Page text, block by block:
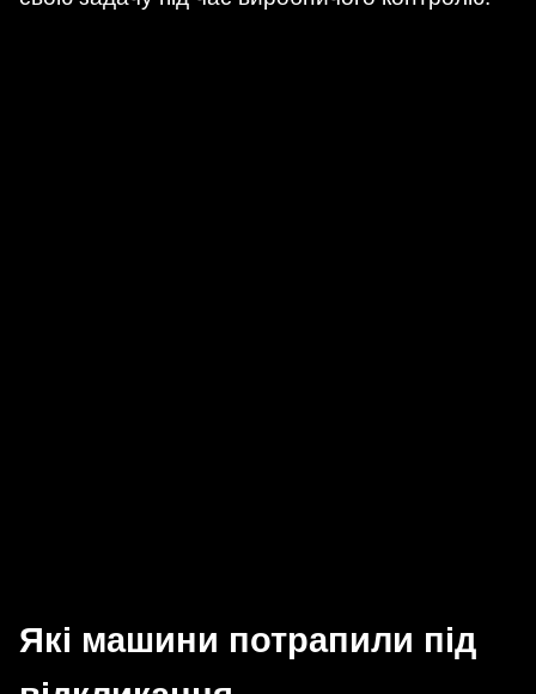
Які машини потрапили під